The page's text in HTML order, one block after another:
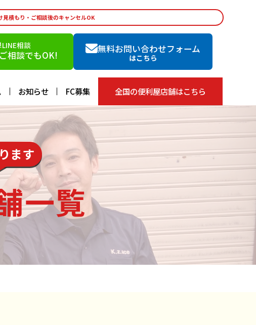
見積もり・ご相談後のキャンセルOK
相談
相談でもOK!
無料お問い合わせフォーム
はこちら
お知らせ FC募集 全国の便利屋店舗はこちら
ます
一覧